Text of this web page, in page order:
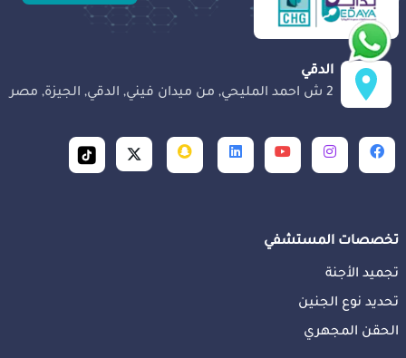
الدقي
2 ش احمد المليحي, من ميدان فيني, الدقي, الجيزة, مصر
تخصصات المستشفي
تجميد الأجنة
تحديد نوع الجنين
الحقن المجهري